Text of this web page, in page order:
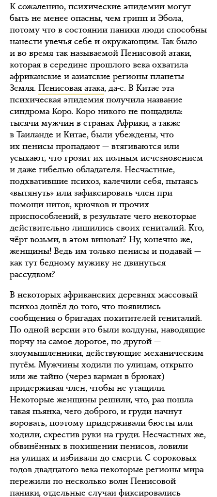
К сожалению, психические эпидемии могут
быть не менее опасны, чем грипп и Эбола,
потому что в состоянии паники люди способны
нанести увечья себе и окружающим. Так было
и во время так называемой Пенисовой атаки,
которая в середине прошлого века охватила
африканские и азиатские регионы планеты
Земля. Пенисовая атака, да-с. В Китае эта
психическая эпидемия получила название
синдрома Коро. Коро никого не пощадила:
тысячи мужчин в странах Африки, а также
в Таиланде и Китае, были убеждены, что
их пенисы пропадают — втягиваются или
усыхают, что грозит их полным исчезновением
и даже гибелью обладателя. Несчастные,
подхватившие психоз, калечили себя, пытаясь
«вытянуть» или зафиксировать член при
помощи ниток, крючков и прочих
приспособлений, в результате чего некоторые
действительно лишились своих гениталий. Кто,
чёрт возьми, в этом виноват? Ну, конечно же,
женщины! Ведь им только пенисы и подавай —
как тут бедному мужику не двинуться
рассудком?
В некоторых африканских деревнях массовый
психоз дошёл до того, что появились
сообщения о бригадах похитителей гениталий.
По одной версии это были колдуны, наводящие
порчу на самое дорогое, по другой —
злоумышленники, действующие механическим
путём. Мужчины ходили по улицам, открыто
или же тайно (через карман в брюках)
придерживая член, чтобы не утащили.
Некоторые женщины решили, что, раз пошла
такая пьянка, чего доброго, и груди начнут
воровать, поэтому придерживали бюсты или
ходили, скрестив руки на груди. Несчастных же,
обвинённых в похищении пенисов, ловили
на улицах и избивали до смерти. С сороковых
годов двадцатого века некоторые регионы мира
пережили по несколько волн Пенисовой
паники, отдельные случаи фиксировались